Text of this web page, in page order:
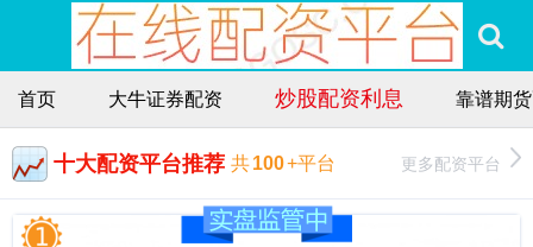
首页 大牛证券配资 炒股配资利息 靠谱期
十大配资平台推荐 共100+平台 更多配资平台